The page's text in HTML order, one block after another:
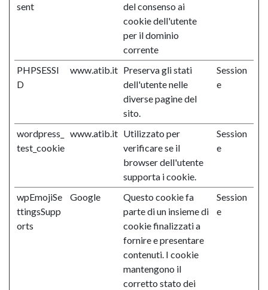
sent
del consenso ai
cookie dell'utente
per il dominio
corrente
PHPSESSI
D
www.atib.it Preserva gli stati
dell'utente nelle
diverse pagine del
sito.
Session
e
wordpress_
test_cookie
www.atib.it Utilizzato per
verificare se il
browser dell'utente
supporta i cookie.
Session
e
wpEmojiSe
ttingsSupp
orts
Google
Questo cookie fa
parte di un insieme di
cookie finalizzati a
fornire e presentare
contenuti. I cookie
mantengono il
corretto stato dei
Session
e